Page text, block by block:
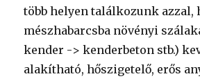
több helyen találkozunk azzal,
mészhabarcsba növényi
kender -> kenderbeton stb.)
alakítható, hőszigetelő, erős